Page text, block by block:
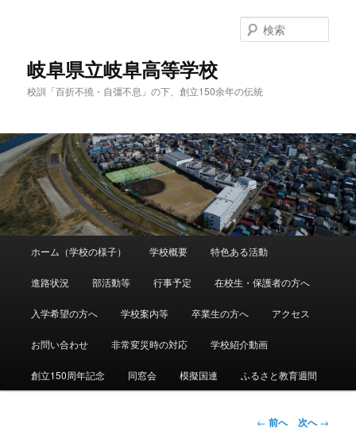
岐阜県立岐阜高等学校
校訓「百折不撓・自彊不息」の下、創立150余年の伝統
索
メ
イ
ン
コ
ン
ホーム（学校の様子） 学校概要 特色ある活動
進路状況 部活動等 行事予定 在校生・保護者の方へ
入学希望の方へ 学校案内等 卒業生の方へ アクセス
お問い合わせ 非常変災時の対応 学校紹介動画
創立150周年記念 同窓会 模擬国連 ふるさと教育週間
投
← 前へ 次へ→